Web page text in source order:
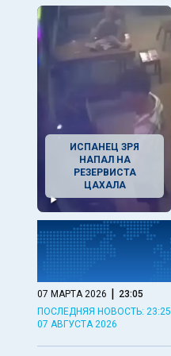
ИСПАНЕЦ ЗРЯ
НАПАЛ НА
РЕЗЕРВИСТА
ЦАХАЛА
07 МАРТА 2026 | 23:05
ПОСЛЕДНЯЯ НОВОСТЬ: 23:25
07 АВГУСТА 2026